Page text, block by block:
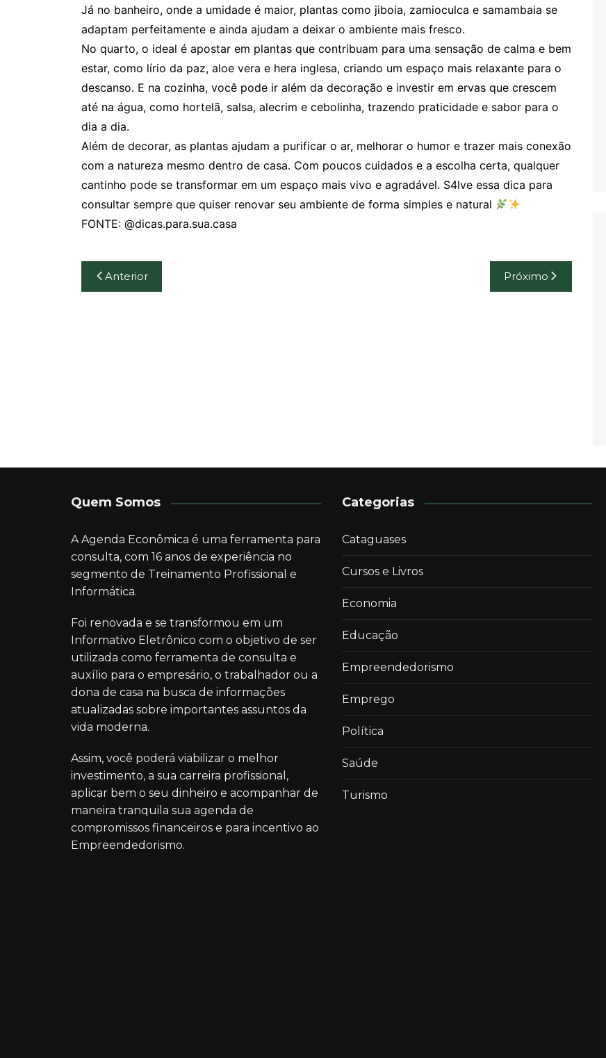
Já no banheiro, onde a umidade é maior, plantas como jiboia, zamioculca e samambaia se
adaptam perfeitamente e ainda ajudam a deixar o ambiente mais fresco.
No quarto, o ideal é apostar em plantas que contribuam para uma sensação de calma e bem
estar, como lírio da paz, aloe vera e hera inglesa, criando um espaço mais relaxante para o
descanso. E na cozinha, você pode ir além da decoração e investir em ervas que crescem
até na água, como hortelã, salsa, alecrim e cebolinha, trazendo praticidade e sabor para o
dia a dia.
Além de decorar, as plantas ajudam a purificar o ar, melhorar o humor e trazer mais conexão
com a natureza mesmo dentro de casa. Com poucos cuidados e a escolha certa, qualquer
cantinho pode se transformar em um espaço mais vivo e agradável. S4lve essa dica para
consultar sempre que quiser renovar seu ambiente de forma simples e natural
FONTE: @dicas.para.sua.casa
Navegação
de
Anterior Próximo
Quem Somos
A Agenda Econômica é uma ferramenta para
consulta, com 16 anos de experiência no
segmento de Treinamento Profissional e
Informática.
Foi renovada e se transformou em um
Informativo Eletrônico com o objetivo de ser
utilizada como ferramenta de consulta e
auxílio para o empresário, o trabalhador ou a
dona de casa na busca de informações
atualizadas sobre importantes assuntos da
vida moderna.
Assim, você poderá viabilizar o melhor
investimento, a sua carreira profissional,
aplicar bem o seu dinheiro e acompanhar de
maneira tranquila sua agenda de
compromissos financeiros e para incentivo ao
Empreendedorismo.
Categorias
Cataguases
Cursos e Livros
Economia
Educação
Empreendedorismo
Emprego
Política
Saúde
Turismo